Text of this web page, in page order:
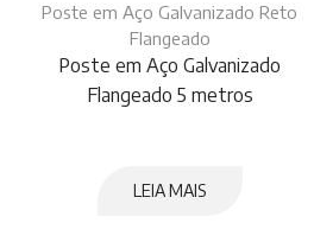
Poste em Aço Galvanizado Reto
Flangeado
Poste em Aço Galvanizado
Flangeado 5 metros
LEIA MAIS